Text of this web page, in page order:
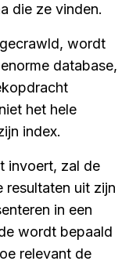
die ze vinden.
wordt
database,
het hele
index.
invoert, zal de
resultaten uit zijn
in een
wordt bepaald
relevant de